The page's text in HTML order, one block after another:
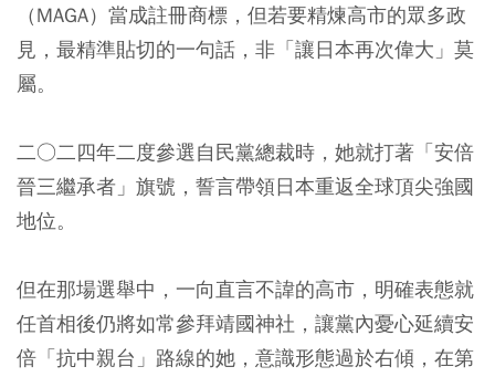
（MAGA）當成註冊商標，但若要精煉高市的眾多政
見，最精準貼切的一句話，非「讓日本再次偉大」莫
屬。
二○二四年二度參選自民黨總裁時，她就打著「安倍
晉三繼承者」旗號，誓言帶領日本重返全球頂尖強國
地位。
但在那場選舉中，一向直言不諱的高市，明確表態就
任首相後仍將如常參拜靖國神社，讓黨內憂心延續安
倍「抗中親台」路線的她，意識形態過於右傾，在第